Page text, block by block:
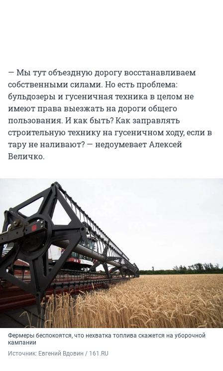
— Мы тут объездную дорогу восстанавливаем
собственными силами. Но есть проблема:
бульдозеры и гусеничная техника в целом не
имеют права выезжать на дороги общего
пользования. И как быть? Как заправлять
строительную технику на гусеничном ходу, если в
тару не наливают? — недоумевает Алексей
Величко.
Фермеры беспокоятся, что нехватка топлива скажется на уборочной
кампании
Источник: Евгений Вдовин / 161.RU